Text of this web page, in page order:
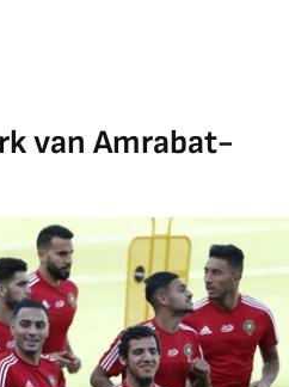
van Amrabat-